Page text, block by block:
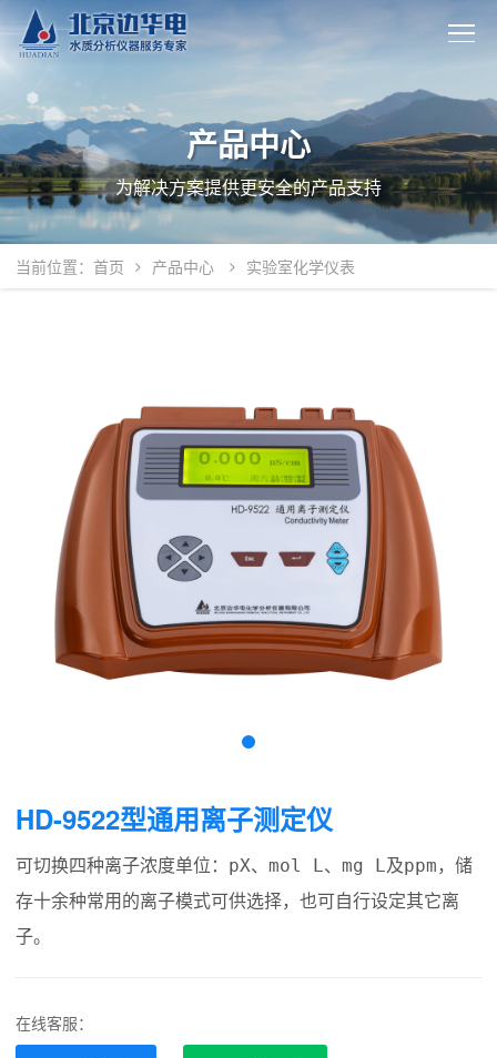
为解决方案提供更安全的产品支持
产品中心
当前位置： 首页 产品中心 实验室化学仪表
HD-9522型通用离子测定仪
可切换四种离子浓度单位：pX、mol L、mg L及ppm，储
存十余种常用的离子模式可供选择，也可自行设定其它离
子。
在线客服：